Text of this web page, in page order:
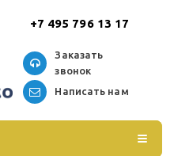
+7 495 796 13 17
Заказать
звонок
Написать нам